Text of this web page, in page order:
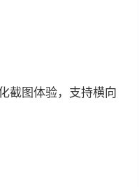
截图体验，支持横向